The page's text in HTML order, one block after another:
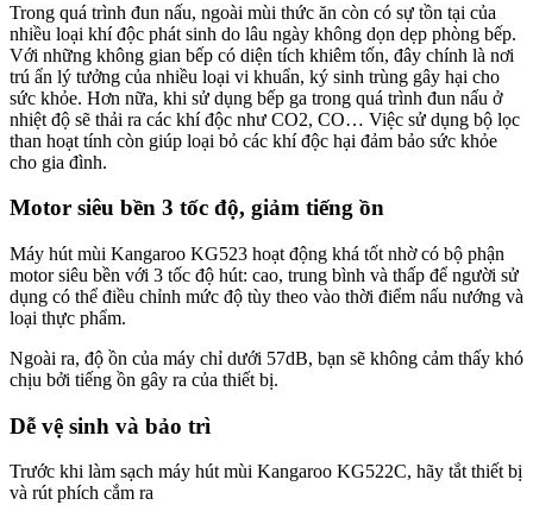
Trong quá trình đun nấu, ngoài mùi thức ăn còn có sự tồn tại của
nhiều loại khí độc phát sinh do lâu ngày không dọn dẹp phòng bếp.
Với những không gian bếp có diện tích khiêm tốn, đây chính là nơi
trú ẩn lý tưởng của nhiều loại vi khuẩn, ký sinh trùng gây hại cho
sức khỏe. Hơn nữa, khi sử dụng bếp ga trong quá trình đun nấu ở
nhiệt độ sẽ thải ra các khí độc như CO2, CO… Việc sử dụng bộ lọc
than hoạt tính còn giúp loại bỏ các khí độc hại đảm bảo sức khỏe
cho gia đình.
Motor siêu bền 3 tốc độ, giảm tiếng ồn
Máy hút mùi Kangaroo KG523 hoạt động khá tốt nhờ có bộ phận
motor siêu bền với 3 tốc độ hút: cao, trung bình và thấp để người sử
dụng có thể điều chỉnh mức độ tùy theo vào thời điểm nấu nướng và
loại thực phẩm.
Ngoài ra, độ ồn của máy chỉ dưới 57dB, bạn sẽ không cảm thấy khó
chịu bởi tiếng ồn gây ra của thiết bị.
Dễ vệ sinh và bảo trì
Trước khi làm sạch máy hút mùi Kangaroo KG522C, hãy tắt thiết bị
và rút phích cắm ra